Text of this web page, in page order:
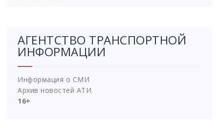
АГЕНТСТВО ТРАНСПОРТНОЙ
ИНФОРМАЦИИ
Информация о СМИ
Архив новостей АТИ
16+